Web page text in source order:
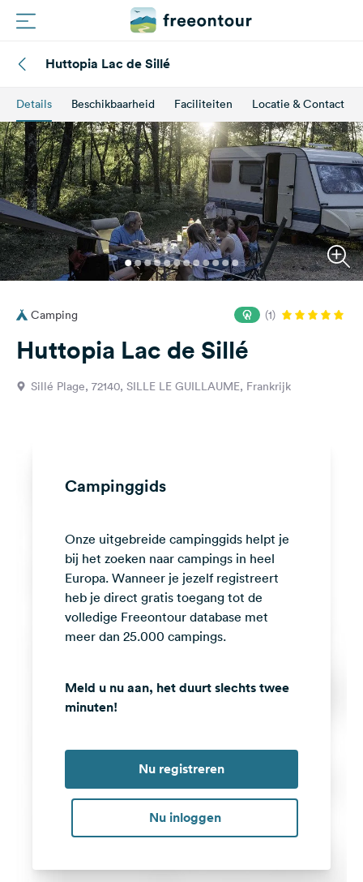
Routes
Campings
Magazine
Partners
Registreren
Inloggen
Vragen &
Feedback
media
Facebook
Instagram
Huttopia Lac de Sillé
Details Beschikbaarheid Faciliteiten Locatie & Contact
Camping (1)
Huttopia Lac de Sillé
Sillé Plage, 72140, SILLE LE GUILLAUME, Frankrijk
Campinggids
Onze uitgebreide campinggids helpt je
bij het zoeken naar campings in heel
Europa. Wanneer je jezelf registreert
heb je direct gratis toegang tot de
volledige Freeontour database met
meer dan 25.000 campings.
Meld u nu aan, het duurt slechts twee
minuten!
Nu registreren
Nu inloggen